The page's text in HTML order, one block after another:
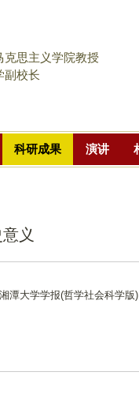
主
克思主义学院教授
副校长
科研成果 演讲
义
潭大学学报(哲学社会科学版